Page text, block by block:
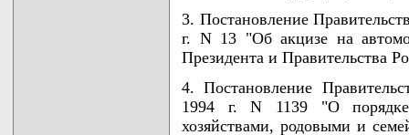
3. Постановление
г. N 13 "Об акцизе на
Президента и Правительства
4. Постановление
1994 г. N 1139 "О порядке
хозяйствами, родовыми и